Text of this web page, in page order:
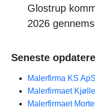
Glostrup
2026
Seneste
Malerfirma KS ApS
Malerfirmaet
Malerfirmaet